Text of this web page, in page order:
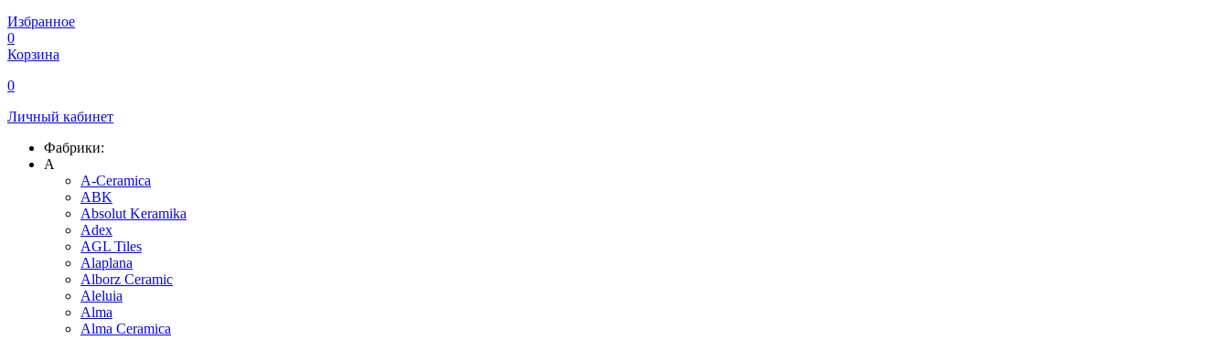
Избранное
0
Корзина
0
Личный кабинет
Фабрики:
A
A-Ceramica
ABK
Absolut Keramika
Adex
AGL Tiles
Alaplana
Alborz Ceramic
Aleluia
Alma
Alma Ceramica